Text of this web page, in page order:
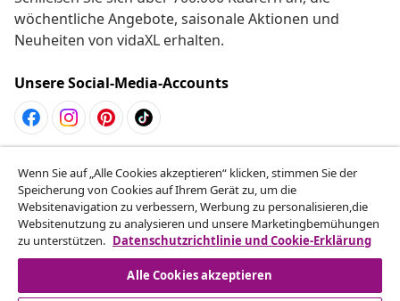
wöchentliche Angebote, saisonale Aktionen und
Neuheiten von vidaXL erhalten.
Unsere Social-Media-Accounts
Vom Vertrag zurücktreten
Reiche einen Widerrufsantrag für deine Bestellung
ein.
Vom Vertrag zurücktreten
Wenn Sie auf „Alle Cookies akzeptieren“ klicken, stimmen Sie der
Speicherung von Cookies auf Ihrem Gerät zu, um die
Websitenavigation zu verbessern, Werbung zu personalisieren,die
Websitenutzung zu analysieren und unsere Marketingbemühungen
zu unterstützen. Datenschutzrichtlinie und Cookie-Erklärung
Alle Cookies akzeptieren